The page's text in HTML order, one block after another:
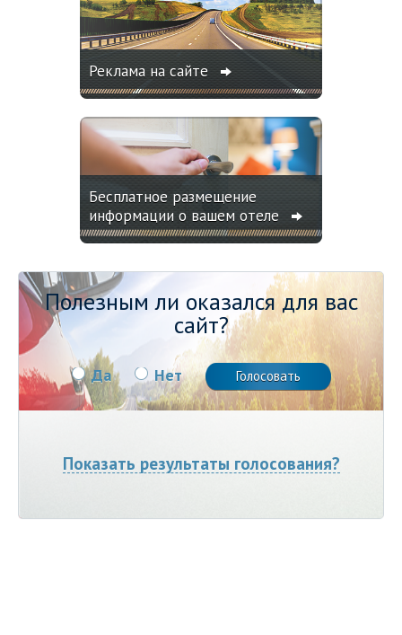
Реклама на сайте
Бесплатное размещение
информации о вашем отеле
Полезным ли оказался для вас
сайт?
Да Нет
Показать результаты голосования?